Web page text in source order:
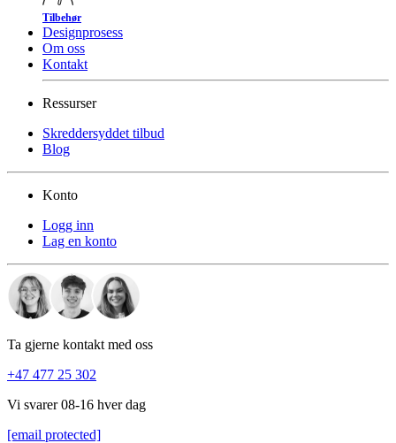
Tilbehør
Designprosess
Om oss
Kontakt
Ressurser
Skreddersyddet tilbud
Blog
Konto
Logg inn
Lag en konto
Ta gjerne kontakt med oss
+47 477 25 302
Vi svarer 08-16 hver dag
[email protected]